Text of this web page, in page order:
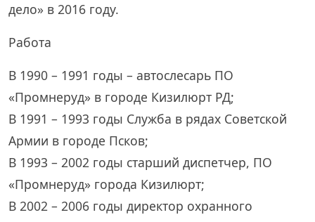
дело» в 2016 году.
Работа
В 1990 – 1991 годы – автослесарь ПО
«Промнеруд» в городе Кизилюрт РД;
В 1991 – 1993 годы Служба в рядах Советской
Армии в городе Псков;
В 1993 – 2002 годы старший диспетчер, ПО
«Промнеруд» города Кизилюрт;
В 2002 – 2006 годы директор охранного